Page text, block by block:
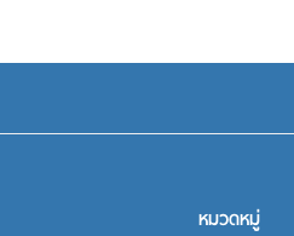
หมวดหมู่